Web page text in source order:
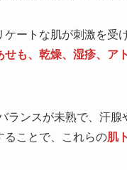
ートな肌が刺激を受
せも、乾燥、湿疹、ア
ランスが未熟で、汗
ることで、これらの肌